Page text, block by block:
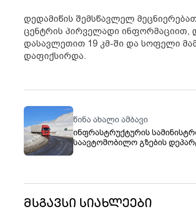
დედამიწის შემსწავლელ
ცენტრის პირველადი ინფორმაციით,
დასავლეთით 19 კმ-ში და სოფელი
დაფიქსირდა.
წინა ახალი ამბავი
ინფრასტრუქტურის
საავტომობილო გზების
(გუდაური(ფოსტა)-კობი)
ავტოტრანსპორტის მოძრაობა
მსგავსი სიახლეები